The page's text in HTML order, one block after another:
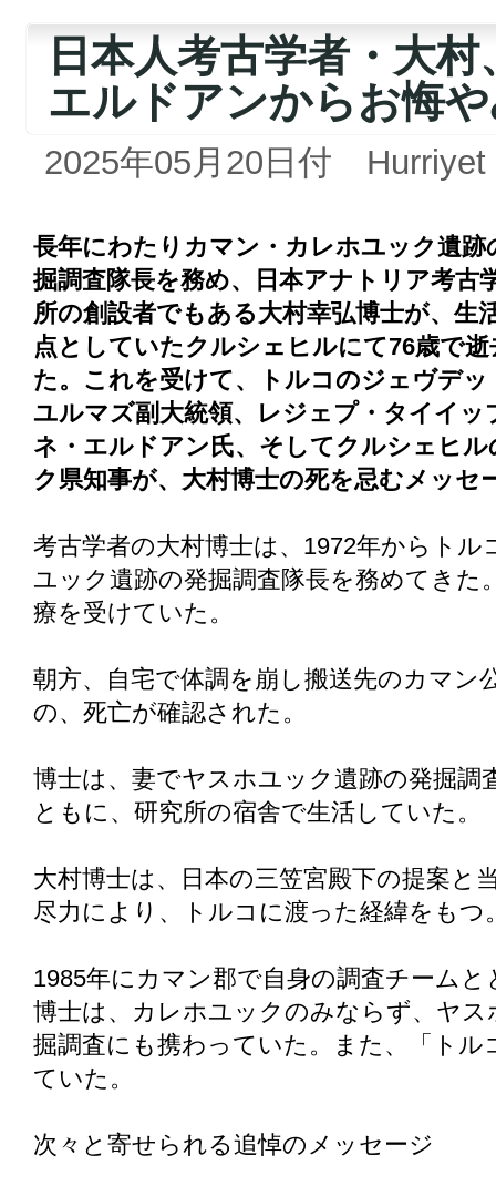
日本人考古学者・大
エルドアンからお悔
2025年05月20日付 Hurriyet
長年にわたりカマン・カレホユック遺跡
掘調査隊長を務め、日本アナトリア考古
所の創設者でもある大村幸弘博士が、生
点としていたクルシェヒルにて76歳で逝
た。これを受けて、トルコのジェヴデッ
ユルマズ副大統領、レジェプ・タイイ
ネ・エルドアン氏、そしてクルシェヒ
ク県知事が、大村博士の死を忌むメッセ
考古学者の大村博士は、1972年からト
ユック遺跡の発掘調査隊長を務めてきた
療を受けていた。
朝方、自宅で体調を崩し搬送先のカマン
の、死亡が確認された。
博士は、妻でヤスホユック遺跡の発掘調
ともに、研究所の宿舎で生活していた。
大村博士は、日本の三笠宮殿下の提案と
尽力により、トルコに渡った経緯をもつ
1985年にカマン郡で自身の調査チーム
博士は、カレホユックのみならず、ヤ
掘調査にも携わっていた。また、「トル
ていた。
次々と寄せられる追悼のメッセージ